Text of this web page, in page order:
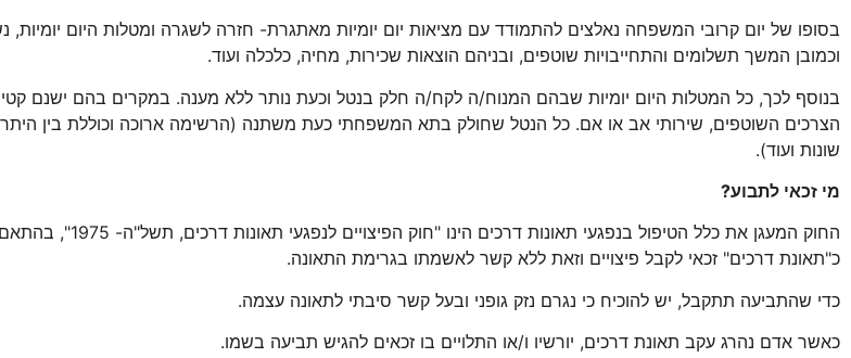
בסופו של יום קרובי המשפחה נאלצים להתמודד עם מציאות יום יומיות מאתגרת- חזרה לשגרה ומטלות היום יומיות,
וכמובן המשך תשלומים והתחייבויות שוטפים, ובניהם הוצאות שכירות, מחיה, כלכלה ועוד.
בנוסף לכך, כל המטלות היום יומיות שבהם המנוח/ה לקח/ה חלק בנטל וכעת נותר ללא מענה. במקרים בהם ישנם
הצרכים השוטפים, שירותי אב או אם. כל הנטל שחולק בתא המשפחתי כעת משתנה (הרשימה ארוכה וכוללת בין היתר:
שונות ועוד).
מי זכאי לתבוע?
החוק המעגן את כלל הטיפול בנפגעי תאונות דרכים הינו "חוק הפיצויים לנפגעי תאונות דרכים, תשל"ה- 1975"
, בהתאם
כ"תאונת דרכים" זכאי לקבל פיצויים וזאת ללא קשר לאשמתו בגרימת התאונה.
כדי שהתביעה תתקבל, יש להוכיח כי נגרם נזק גופני ובעל קשר סיבתי לתאונה עצמה.
כאשר אדם נהרג עקב תאונת דרכים, יורשיו ו/או התלויים בו זכאים להגיש תביעה בשמו.